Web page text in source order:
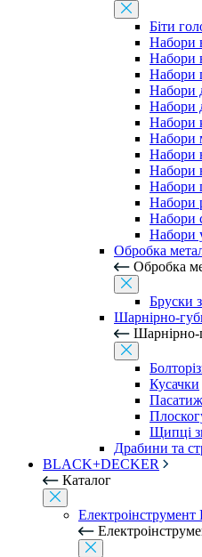
Біти
Набори
Набори
Набори
Набори
Набори
Набори
Набори
Набори
Набори
Набори
Набори
Набори
Набори
Обробка
Обробка
Бруски
Шарнірно-
Шарнірно-
Кусачки
Щипці
Драбини та
BLACK+DECKER
Каталог